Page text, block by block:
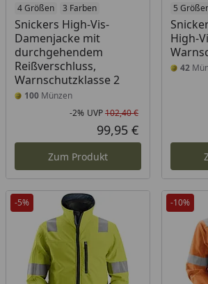
4 Größen 3 Farben
Snickers High-Vis-
Damenjacke mit
durchgehendem
Reißverschluss,
Warnschutzklasse 2
100 Münzen
Rabatt in
-2% UVP102,40 €
Aktueller Preis
99,95 €
Zum Produkt
5
High-
42
-5% -10%